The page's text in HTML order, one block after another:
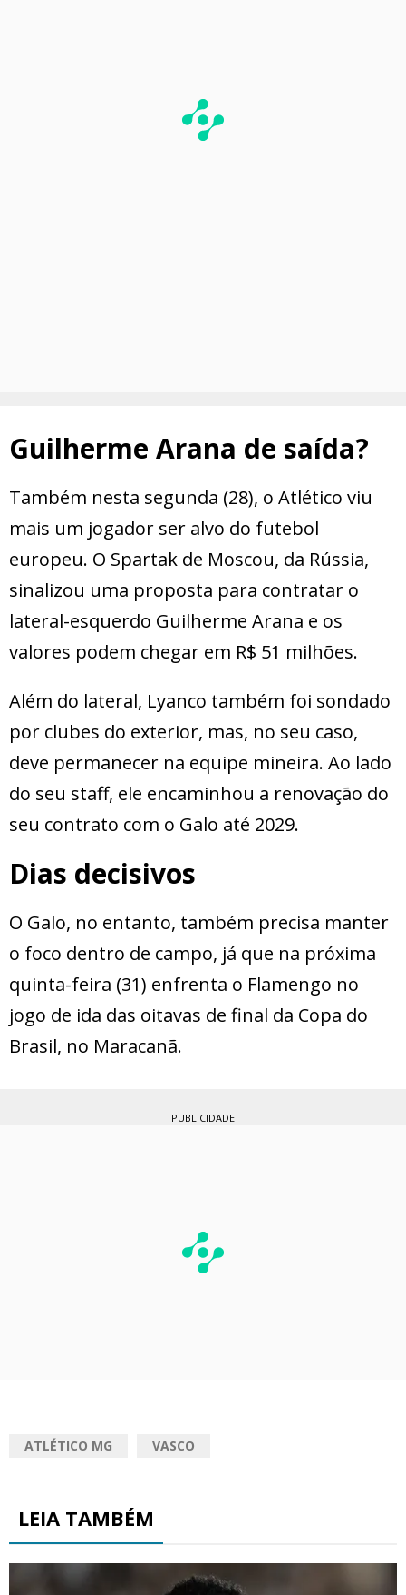
Guilherme Arana de saída?
Também nesta segunda (28), o Atlético viu
mais um jogador ser alvo do futebol
europeu. O Spartak de Moscou, da Rússia,
sinalizou uma proposta para contratar o
lateral-esquerdo Guilherme Arana e os
valores podem chegar em R$ 51 milhões.
Além do lateral, Lyanco também foi sondado
por clubes do exterior, mas, no seu caso,
deve permanecer na equipe mineira. Ao lado
do seu staff, ele encaminhou a renovação do
seu contrato com o Galo até 2029.
Dias decisivos
O Galo, no entanto, também precisa manter
o foco dentro de campo, já que na próxima
quinta-feira (31) enfrenta o Flamengo no
jogo de ida das oitavas de final da Copa do
Brasil, no Maracanã.
PUBLICIDADE
ATLÉTICO MG VASCO
LEIA TAMBÉM